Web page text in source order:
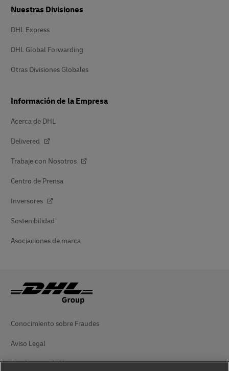
Nuestras Divisiones
DHL Express
DHL Global Forwarding
Otras Divisiones Globales
Información de la Empresa
Acerca de DHL
Delivered
Trabaje con Nosotros
Centro de Prensa
Inversores
Sostenibilidad
Asociaciones de marca
Conocimiento sobre Fraudes
Aviso Legal
Condiciones de Uso